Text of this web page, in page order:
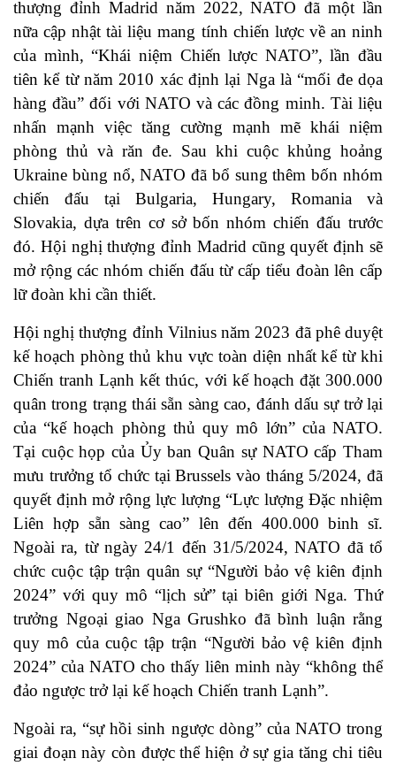
thượng đỉnh Madrid năm 2022, NATO đã một lần
nữa cập nhật tài liệu mang tính chiến lược về an ninh
của mình, “Khái niệm Chiến lược NATO”, lần đầu
tiên kể từ năm 2010 xác định lại Nga là “mối đe dọa
hàng đầu” đối với NATO và các đồng minh. Tài liệu
nhấn mạnh việc tăng cường mạnh mẽ khái niệm
phòng thủ và răn đe. Sau khi cuộc khủng hoảng
Ukraine bùng nổ, NATO đã bổ sung thêm bốn nhóm
chiến đấu tại Bulgaria, Hungary, Romania và
Slovakia, dựa trên cơ sở bốn nhóm chiến đấu trước
đó. Hội nghị thượng đỉnh Madrid cũng quyết định sẽ
mở rộng các nhóm chiến đấu từ cấp tiểu đoàn lên cấp
lữ đoàn khi cần thiết.
Hội nghị thượng đỉnh Vilnius năm 2023 đã phê duyệt
kế hoạch phòng thủ khu vực toàn diện nhất kể từ khi
Chiến tranh Lạnh kết thúc, với kế hoạch đặt 300.000
quân trong trạng thái sẵn sàng cao, đánh dấu sự trở lại
của “kế hoạch phòng thủ quy mô lớn” của NATO.
Tại cuộc họp của Ủy ban Quân sự NATO cấp Tham
mưu trưởng tổ chức tại Brussels vào tháng 5/2024, đã
quyết định mở rộng lực lượng “Lực lượng Đặc nhiệm
Liên hợp sẵn sàng cao” lên đến 400.000 binh sĩ.
Ngoài ra, từ ngày 24/1 đến 31/5/2024, NATO đã tổ
chức cuộc tập trận quân sự “Người bảo vệ kiên định
2024” với quy mô “lịch sử” tại biên giới Nga. Thứ
trưởng Ngoại giao Nga Grushko đã bình luận rằng
quy mô của cuộc tập trận “Người bảo vệ kiên định
2024” của NATO cho thấy liên minh này “không thể
đảo ngược trở lại kế hoạch Chiến tranh Lạnh”.
Ngoài ra, “sự hồi sinh ngược dòng” của NATO trong
giai đoạn này còn được thể hiện ở sự gia tăng chi tiêu